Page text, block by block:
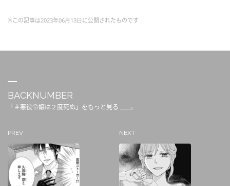
※この記事は2023年06月13日に公開されたものです
BACKNUMBER
「＃悪役令嬢は２度死ぬ」をもっと見る
PREV NEXT